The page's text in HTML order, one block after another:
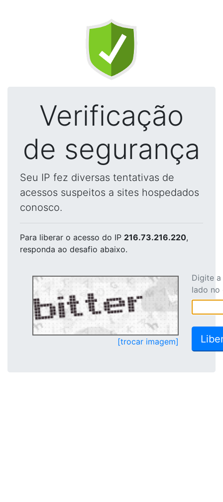
Verificação
de segurança
Seu IP fez diversas tentativas de
acessos suspeitos a sites hospedados
conosco.
Para liberar o acesso do IP 216.73.216.220,
responda ao desafio abaixo.
[trocar imagem]
Digite
lado no